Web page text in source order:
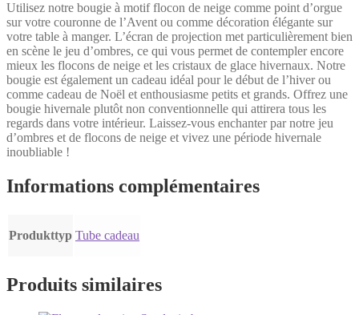
Utilisez notre bougie à motif flocon de neige comme point d’orgue
sur votre couronne de l’Avent ou comme décoration élégante sur
votre table à manger. L’écran de projection met particulièrement bien
en scène le jeu d’ombres, ce qui vous permet de contempler encore
mieux les flocons de neige et les cristaux de glace hivernaux. Notre
bougie est également un cadeau idéal pour le début de l’hiver ou
comme cadeau de Noël et enthousiasme petits et grands. Offrez une
bougie hivernale plutôt non conventionnelle qui attirera tous les
regards dans votre intérieur. Laissez-vous enchanter par notre jeu
d’ombres et de flocons de neige et vivez une période hivernale
inoubliable !
Informations complémentaires
Produkttyp Tube cadeau
Produits similaires